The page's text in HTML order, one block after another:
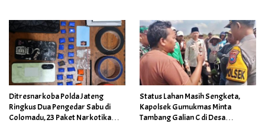
Ditresnarkoba Polda Jateng
Ringkus Dua Pengedar Sabu di
Colomadu, 23 Paket Narkotika
Status Lahan Masih Sengketa,
Kapolsek Gumukmas Minta
Tambang Galian C di Desa